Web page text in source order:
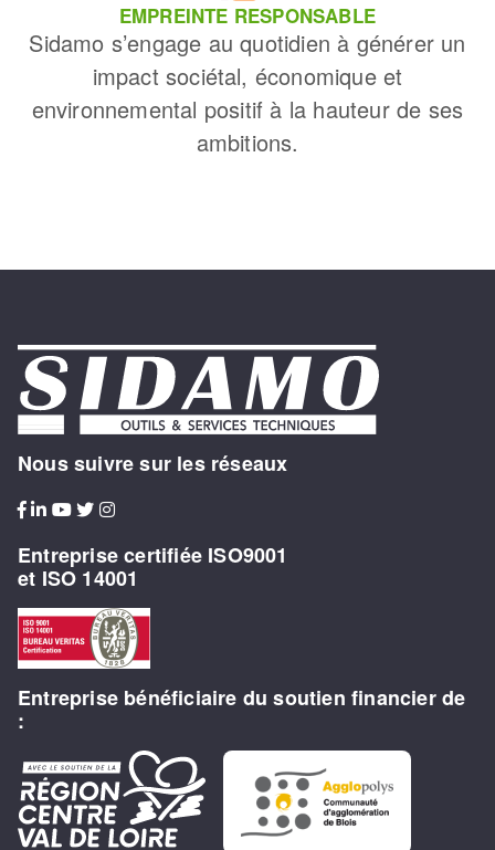
EMPREINTE RESPONSABLE
Sidamo s’engage au quotidien à générer un
impact sociétal, économique et
environnemental positif à la hauteur de ses
ambitions.
Nous suivre sur les réseaux
Entreprise certifiée ISO9001
et ISO 14001
Entreprise bénéficiaire du soutien financier de
: